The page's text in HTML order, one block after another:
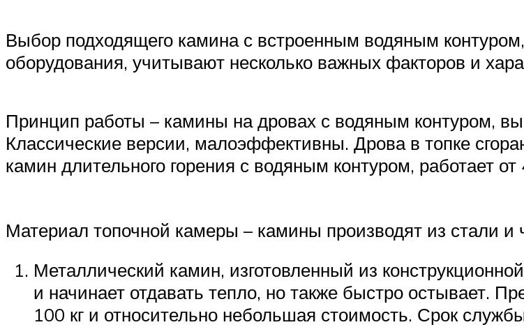
Выбор подходящего камина с встроенным водяным
оборудования, учитывают несколько важных факторов и
Принцип работы – камины на дровах с водяным контуром,
Классические версии, малоэффективны. Дрова в топке
камин длительного горения с водяным контуром, работает
Материал топочной камеры – камины производят из стали и
Металлический камин, изготовленный из
и начинает отдавать тепло, но также быстро остывает.
100 кг и относительно небольшая стоимость. Срок